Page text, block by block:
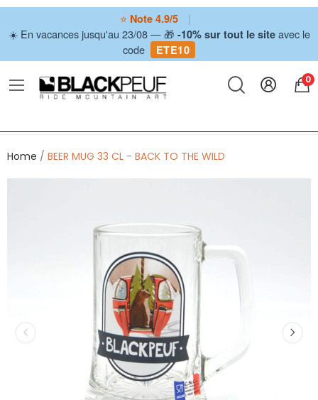
⭐ Note 4.9/5
|
☀️ En vacances jusqu'au 23/08 — 🎁 -10% sur tout le siteavec le
code
ETE10
0
Home BEER MUG 33 CL - BACK TO THE WILD